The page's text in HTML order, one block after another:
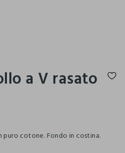
a V rasato
puro cotone. Fondo in costina.